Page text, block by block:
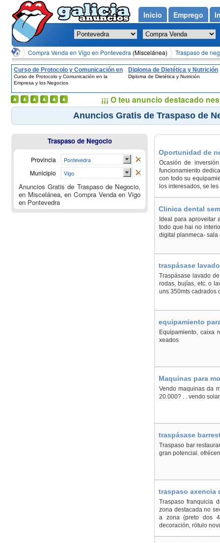
Compra Venda en Vigo en Pontevedra (Miscelánea) Traspaso de
Curso de Protocolo y Comunicación en
la Empresa y los Negocios
Curso de Protocolo y Comunicación en la
Empresa y los Negocios
Diploma de Dietética y Nutrición
Diploma de Dietética y Nutrición
Anuncios Gratis de Traspaso de
Oportunidad de
Ocasión de
funcionamiento
con todo su
los interesados, se
Clinica dental
Ideal para aproveitar
todo que hai no
digital planmeca- sala
traspásase
Traspásase lavado
rodas, bujías, etc. o
uns 350mts cadrados
equipamiento
Equipamiento, caixa
xeados
Maquinas para
Vendo maquinas da
20.000? . . vendo
traspásase
Traspaso bar
gran potencial.
traspaso axencia
Traspaso franquicia
zona destacada no
a zona (preto dos
decoración, rótulo
Traspaso de Negocio
Provincia Pontevedra
Municipio Vigo
Anuncios Gratis de Traspaso de Negocio,
en Miscelánea, en Compra Venda en Vigo
en Pontevedra
Inicio Emprego
¡¡¡ O teu anuncio destacado